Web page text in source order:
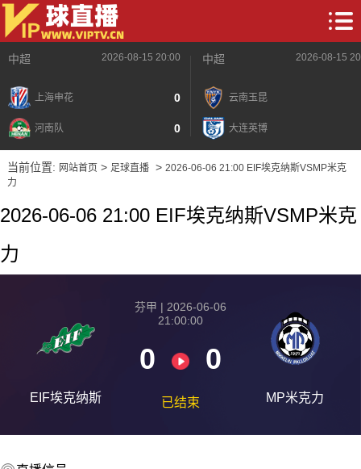
中超 2026-08-15 20:00
上海申花 0
河南队 0
中超 2026-08-15
云南玉昆
大连英博
当前位置: 网站首页> 足球直播> 2026-06-06 21:00 EIF埃克纳斯VSMP米克
力
2026-06-06 21:00 EIF埃克纳斯VSMP米克
力
EIF埃克纳斯
芬甲 | 2026-06-06
21:00:00
0 0
已结束 MP米克力